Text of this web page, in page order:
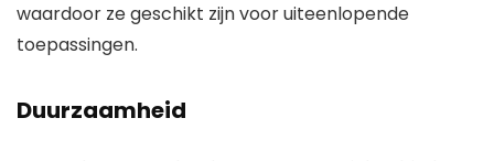
waardoor ze geschikt zijn voor uiteenlopende
toepassingen.
Duurzaamheid